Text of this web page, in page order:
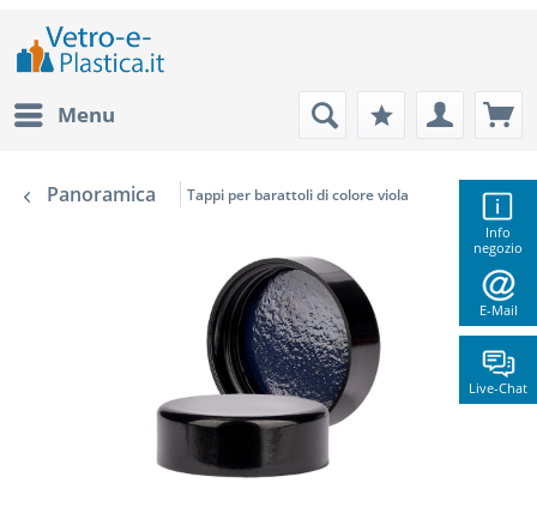
Info
negozio
E-Mail
Live-Chat
Menu
Panoramica Tappi per barattoli di colore viola